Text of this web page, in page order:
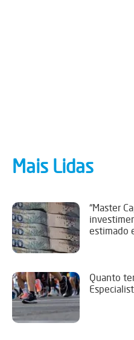
Mais Lidas
“Master
estimado
Quanto